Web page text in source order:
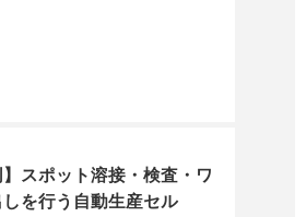
】スポット溶接・検査・ワ
を行う自動生産セル